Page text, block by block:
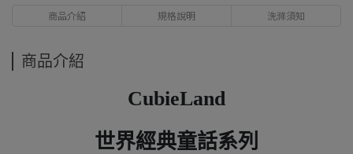
商品介紹 規格說明 洗滌須知
商品介紹
CubieLand
世界經典童話系列